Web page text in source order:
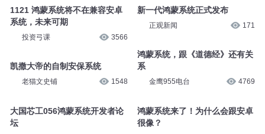
1121 鸿蒙系统将不在兼容安卓
系统，未来可期
投资弓课 3566
凯撒大帝的自制安保系统
老猫文史铺 1548
大国芯工056鸿蒙系统开发者论
坛
新一代鸿蒙系统正式发布
正观新闻 171
鸿蒙系统，跟《道德经》还有关
系
金鹰955电台 4769
鸿蒙系统来了！为什么会跟安卓
很像？